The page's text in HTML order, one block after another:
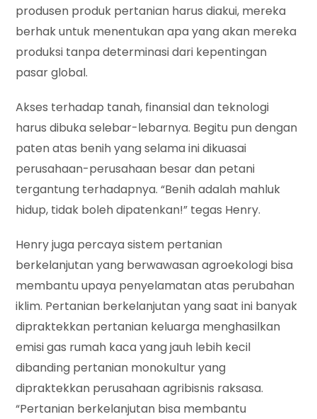
produsen produk pertanian harus diakui, mereka
berhak untuk menentukan apa yang akan mereka
produksi tanpa determinasi dari kepentingan
pasar global.
Akses terhadap tanah, finansial dan teknologi
harus dibuka selebar-lebarnya. Begitu pun dengan
paten atas benih yang selama ini dikuasai
perusahaan-perusahaan besar dan petani
tergantung terhadapnya. “Benih adalah mahluk
hidup, tidak boleh dipatenkan!” tegas Henry.
Henry juga percaya sistem pertanian
berkelanjutan yang berwawasan agroekologi bisa
membantu upaya penyelamatan atas perubahan
iklim. Pertanian berkelanjutan yang saat ini banyak
dipraktekkan pertanian keluarga menghasilkan
emisi gas rumah kaca yang jauh lebih kecil
dibanding pertanian monokultur yang
dipraktekkan perusahaan agribisnis raksasa.
“Pertanian berkelanjutan bisa membantu